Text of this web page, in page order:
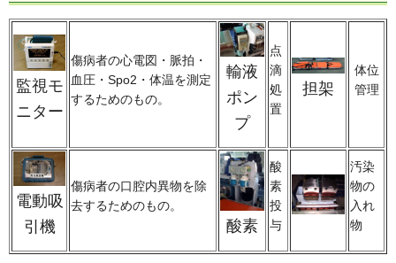
監視モ
ニター
傷病者の心電図・脈拍・
血圧・Spo2・体温を測定
するためのもの。
輸液
ポン
プ
点
滴
処
置
担架
体位
管理
電動吸
引機
傷病者の口腔内異物を除
去するためのもの。
酸素
酸
素
投
与
汚染
物の
入れ
物